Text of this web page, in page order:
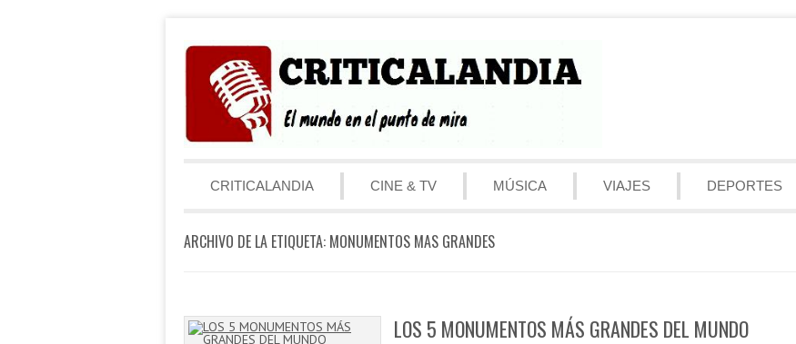
Menú
CRITICALANDIA
CINE & TV MÚSICA VIAJES DEPORTES
ARCHIVO DE LA ETIQUETA: MONUMENTOS MAS GRANDES
LOS 5 MONUMENTOS MÁS GRANDES DEL MUNDO